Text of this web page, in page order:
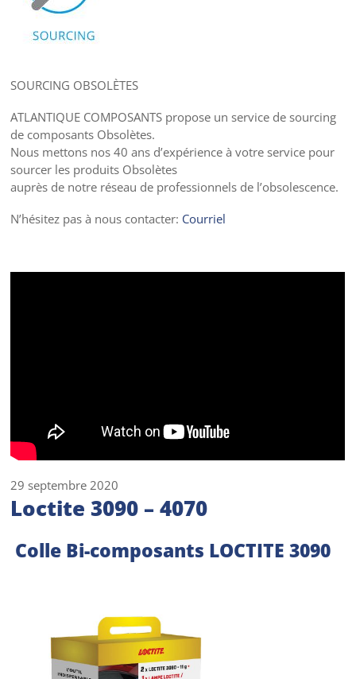
SOURCING OBSOLÈTES
ATLANTIQUE COMPOSANTS propose un service de sourcing
de composants Obsolètes.
Nous mettons nos 40 ans d’expérience à votre service pour
sourcer les produits Obsolètes
auprès de notre réseau de professionnels de l’obsolescence.
N’hésitez pas à nous contacter: Courriel
29 septembre 2020
Loctite 3090 – 4070
Colle Bi-composants LOCTITE 3090